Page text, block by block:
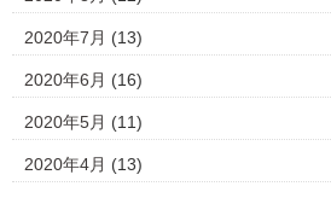
2020年7月 (13)
2020年6月 (16)
2020年5月 (11)
2020年4月 (13)